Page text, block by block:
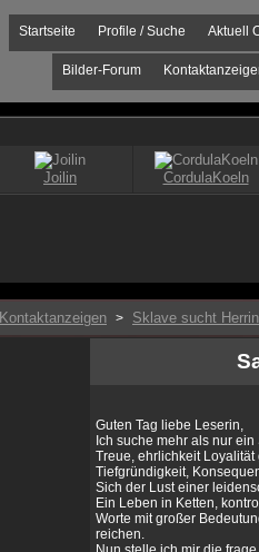
Aktuell
Profile / Suche
Startseite
Bilder-Forum
Kontaktanzeigen > Sklave sucht Herrin
Guten Tag liebe Leserin,
Ich suche mehr als nur
Treue, ehrlichkeit
Tiefgründigkeit,
Sich der Lust einer
Ein Leben in Ketten,
Worte mit großer
reichen.